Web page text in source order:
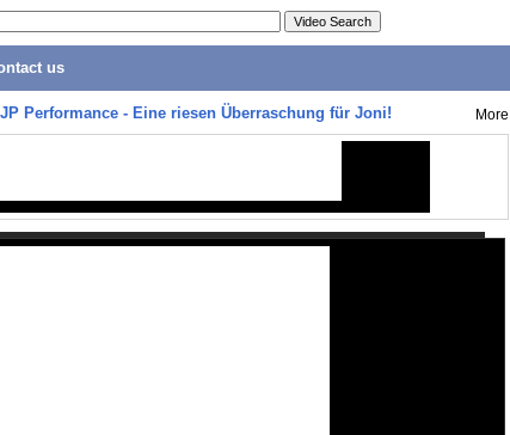
us
JP Performance - Eine riesen Überraschung für Joni! More